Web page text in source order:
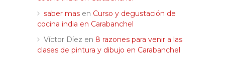
saber mas en Curso y degustación de
cocina india en Carabanchel
Víctor Díez en 8 razones para venir a las
clases de pintura y dibujo en Carabanchel